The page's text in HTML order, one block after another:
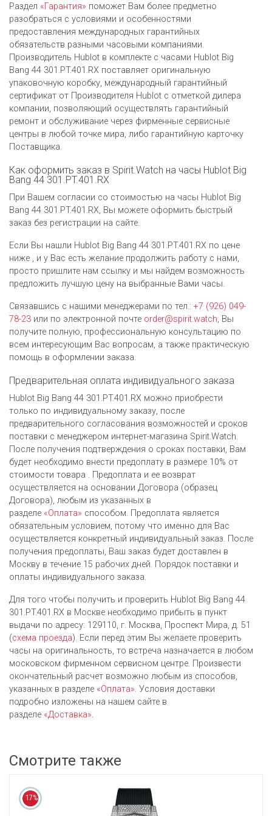
Раздел «Гарантия» поможет Вам более предметно
разобраться с условиями и особенностями
предоставления международных гарантийных
обязательств разными часовыми компаниями.
Производитель Hublot в комплекте с часами Hublot Big
Bang 44 301.PT.401.RX поставляет оригинальную
упаковочную коробку, международный гарантийный
сертификат от Производителя Hublot c отметкой дилера
компании, позволяющий осуществлять гарантийный
ремонт и обслуживание через фирменные сервисные
центры в любой точке мира, либо гарантийную карточку
Поставщика.
Как оформить заказ в Spirit.Watch на часы Hublot Big
Bang 44 301.PT.401.RX
При Вашем согласии со стоимостью на часы Hublot Big
Bang 44 301.PT.401.RX, Вы можете оформить быстрый
заказ без регистрации на сайте.
Если Вы нашли Hublot Big Bang 44 301.PT.401.RX по цене
ниже , и у Вас есть желание продолжить работу с нами,
просто пришлите нам ссылку и мы найдем возможность
предложить лучшую цену на выбранные Вами часы.
Связавшись с нашими менеджерами по тел.: +7 (926) 049-
78-23 или по электронной почте order@spirit.watch, Вы
получите полную, профессиональную консультацию по
всем интересующим Вас вопросам, а также практическую
помощь в оформлении заказа.
Предварительная оплата индивидуального заказа
Hublot Big Bang 44 301.PT.401.RX можно приобрести
только по индивидуальному заказу, после
предварительного согласования возможностей и сроков
поставки с менеджером интернет-магазина Spirit.Watch.
После получения подтверждения о сроках поставки, Вам
будет необходимо внести предоплату в размере 10% от
стоимости товара . Предоплата и ее возврат
осуществляется на основании Договора (образец
Договора), любым из указанных в
разделе «Оплата» способом. Предоплата является
обязательным условием, потому что именно для Вас
осуществляется конкретный индивидуальный заказ. После
получения предоплаты, Ваш заказ будет доставлен в
Москву в течение 15 рабочих дней. Порядок поставки и
оплаты индивидуального заказа.
Для того чтобы получить и проверить Hublot Big Bang 44
301.PT.401.RX в Москве необходимо прибыть в пункт
выдачи по адресу: 129110, г. Москва, Проспект Мира, д. 51
(схема проезда). Если перед этим Вы желаете проверить
часы на оригинальность, то встреча назначается в любом
московском фирменном сервисном центре. Произвести
окончательный расчет возможно любым из cпособов,
указанных в разделе «Оплата». Условия доставки
подробно изложены на нашем сайте в
разделе «Доставка».
Смотрите также
17%